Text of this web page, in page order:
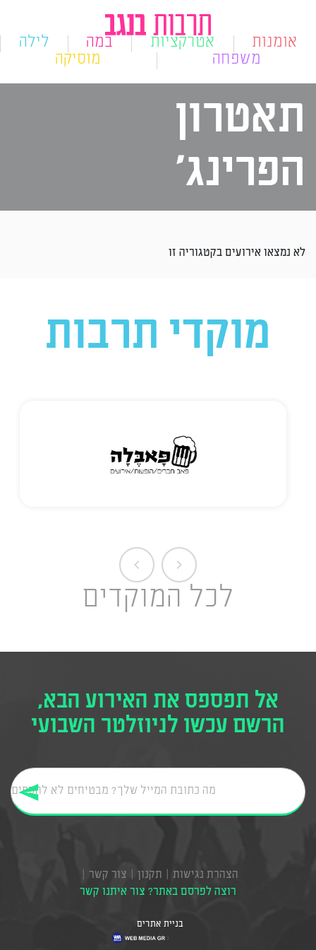
אומנות אטרקציות במה
לילה
משפחה
מוסיקה
תאטרון
הפרינג'
לא נמצאו אירועים בקטגוריה זו
מוקדי תרבות
chevron_right
chevron_left
לכל המוקדים
אל תפספס את האירוע הבא,
הרשם עכשו לניוזלטר השבועי
הצהרת נגישות תקנון
צור קשר
רוצה לפרסם באתר? צור איתנו קשר
בניית אתרים